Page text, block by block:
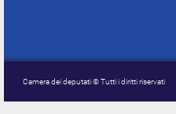
Camera dei deputati © Tutti i diritti riservati